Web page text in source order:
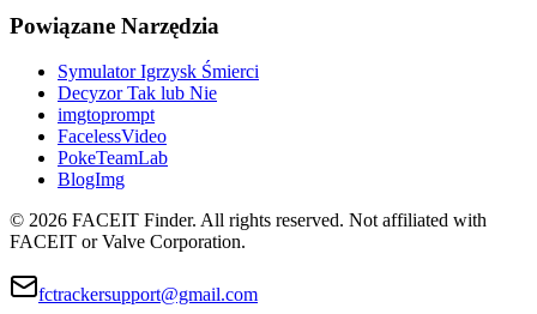
Powiązane Narzędzia
Symulator Igrzysk Śmierci
Decyzor Tak lub Nie
imgtoprompt
FacelessVideo
PokeTeamLab
BlogImg
© 2026 FACEIT Finder. All rights reserved. Not affiliated with
FACEIT or Valve Corporation.
fctrackersupport@gmail.com